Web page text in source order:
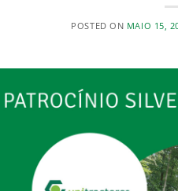
POSTED ON MAIO 15,